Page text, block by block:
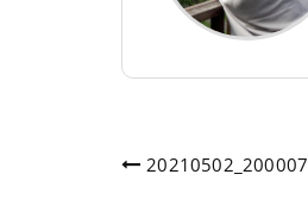
Post
20210502_200007